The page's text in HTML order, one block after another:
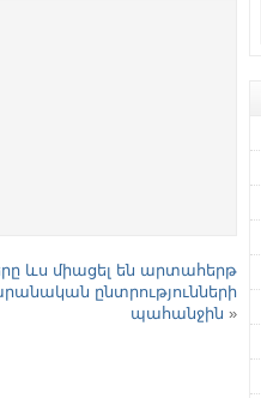
ևս միացել են արտահերթ
ընտրությունների
պահանջին »